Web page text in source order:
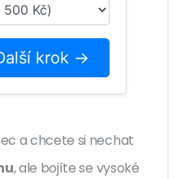
krok →
a chcete si nechat
, ale bojíte se vysoké